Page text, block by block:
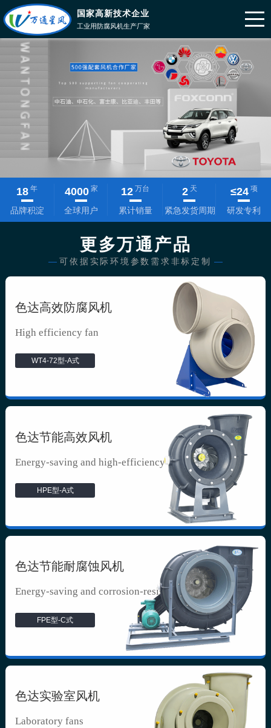
国家高新技术企业
工业用防腐风机生产厂家
18 年
品牌积淀
4000家
全球用户
12 万台
累计销量
2 天
紧急发货周期
≤24 项
研发专利
更多万通产品
— 可依据实际环境参数需求非标定制 —
色达高效防腐风机
High efficiency fan
WT4-72型-A式
色达节能高效风机
Energy-saving and high-efficiency f...
HPE型-A式
色达节能耐腐蚀风机
Energy-saving and corrosion-resista...
FPE型-C式
色达实验室风机
Laboratory fans